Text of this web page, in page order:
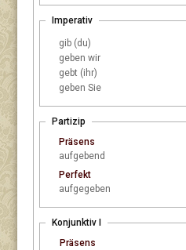
Imperativ
gib (du)
geben wir
gebt (ihr)
geben Sie
Partizip
Präsens
aufgebend
Perfekt
aufgegeben
Konjunktiv I
Präsens